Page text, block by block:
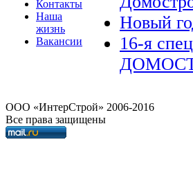
Контакты
Наша
жизнь
Вакансии
Новый
16-я
OOO «ИнтерСтрой» 2006-2016
Все права защищены